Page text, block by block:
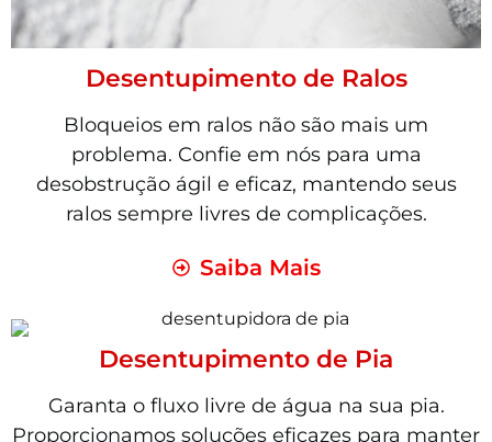
Desentupimento de Ralos
Bloqueios em ralos não são mais um
problema. Confie em nós para uma
desobstrução ágil e eficaz, mantendo seus
ralos sempre livres de complicações.
Saiba Mais
Desentupimento de Pia
Garanta o fluxo livre de água na sua pia.
Proporcionamos soluções eficazes para manter